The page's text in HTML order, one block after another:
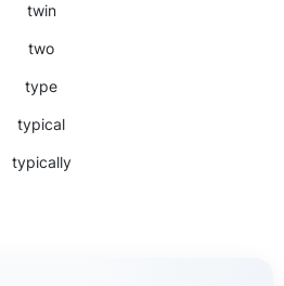
twin
two
type
typical
typically